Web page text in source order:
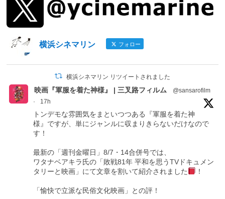
横浜シネマリン フォロー
横浜シネマリン リツイートされました
映画『軍服を着た神様』 | 三叉路フィルム
@sansarofilm
·
17h
トンデモな雰囲気をまといつつある『軍服を着た神
様』ですが、単にジャンルに収まりきらないだけなので
す！
最新の「週刊金曜日」8/7・14合併号では、
ワタナベアキラ氏の「敗戦81年 平和を思うTVドキュメン
タリーと映画」にて文章を割いて紹介されました
！
「愉快で立派な民俗文化映画」との評！